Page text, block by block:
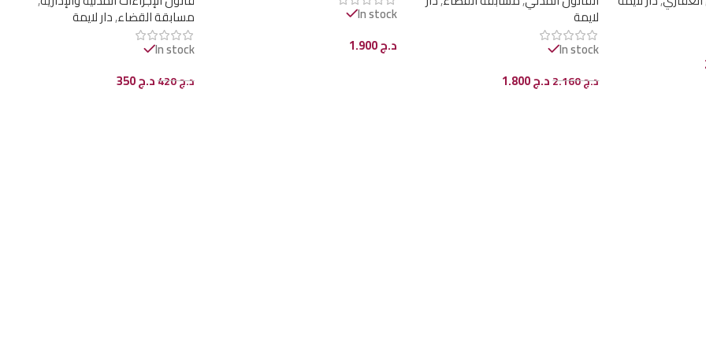
لايمة
In stock
د.ج2.160 د.ج
In stock
د.ج1.900
مسابقة القضاء,دار لايمة
In stock
د.ج420 د.ج350